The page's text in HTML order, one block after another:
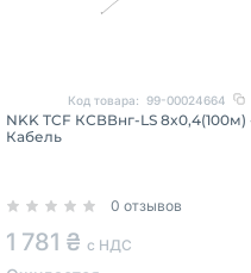
Код товара: 99-00024664
NKK TCF КСВВнг-LS 8x0,4(100м)
Кабель
0 отзывов
1 781 ₴с НДС